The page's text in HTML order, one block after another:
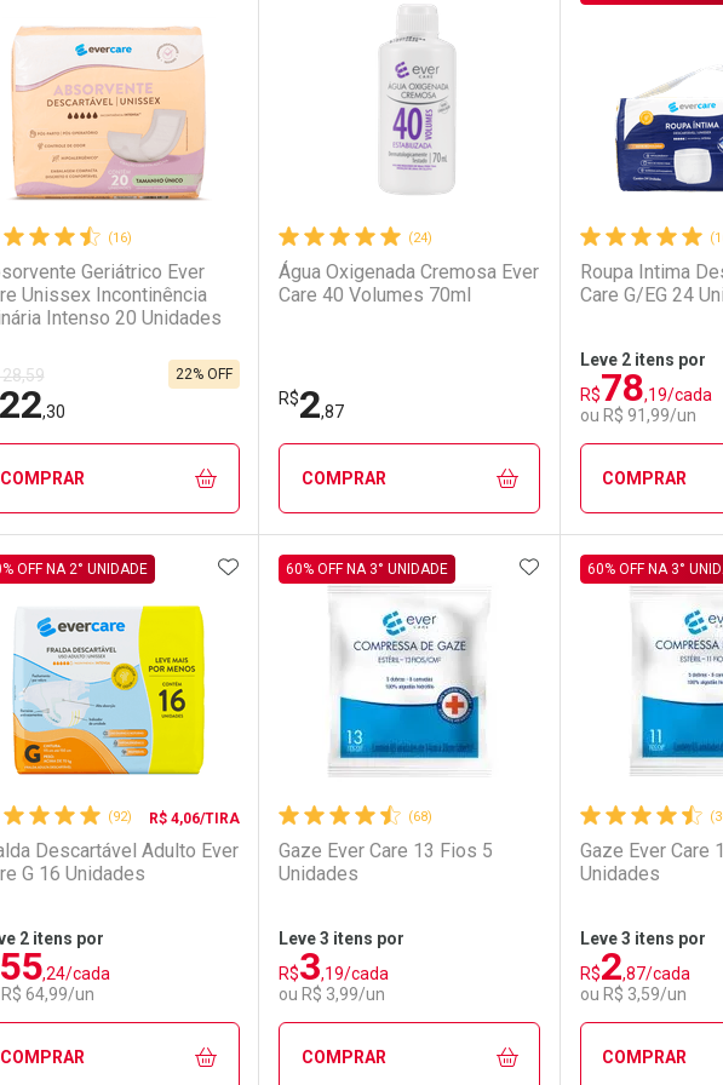
Ativar Desconto
Comprar sem Desconto
Menos
Comprar sem Desconto
Laboratório
Ativar Desconto
Comprar sem Desconto
Por Menos
Comprar sem Desconto
Ativar Desconto
Comprar sem
Comprar sem
(16)
Geriátrico Ever
Unissex Incontinência
Intenso 20 Unidades
22,30
22% OFF
COMPRAR
FECHAR
Ativar Desconto
Comprar sem Desconto
FECHAR
Menos
Comprar sem Desconto
(24)
Água Oxigenada Cremosa Ever
Care 40 Volumes 70ml
R$2,87
COMPRAR
FECHAR
Laboratório
Ativar Desconto
Comprar sem Desconto
FECHAR
Por Menos
Comprar sem Desconto
Roupa Intima
Care G/EG 24
Leve 2 itens por
R$78,19/cada
ou R$ 91,99/un
COMPRAR
Ativar Desconto
Comprar sem
Por Menos
Comprar 2
Por R$ 78,19/
Comprar sem
(92) R$ 4,06/TIRA
Descartável Adulto Ever
G 16 Unidades
OFF NA 2° UNIDADE
2 itens por
55,24/cada
64,99/un
ADICIONAR AOS FAVORITOS
COMPRAR
(68)
Gaze Ever Care 13 Fios 5
Unidades
60% OFF NA 3° UNIDADE
Leve 3 itens por
R$3,19/cada
ou R$ 3,99/un
ADICIONAR AOS
COMPRAR
Gaze Ever Care
Unidades
60% OFF NA 3°
Leve 3 itens por
R$2,87/cada
ou R$ 3,59/un
COMPRAR